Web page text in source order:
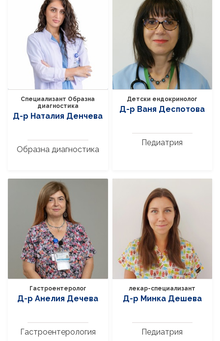
Специализант Образна
диагностика
Д-р Наталия Денчева
Образна диагностика
Детски ендокринолог
Д-р Ваня Деспотова
Педиатрия
Гастроентеролог
Д-р Анелия Дечева
Гастроентерология
лекар-специализант
Д-р Минка Дешева
Педиатрия